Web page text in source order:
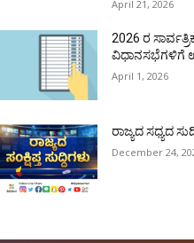
April 21, 2026
2026 ರ
ವಿಧಾನಸಭೆಗಳಿಗೆ
April 1, 2026
ರಾಜ್ಯದ ಸಧ್ಯದ
December 24,